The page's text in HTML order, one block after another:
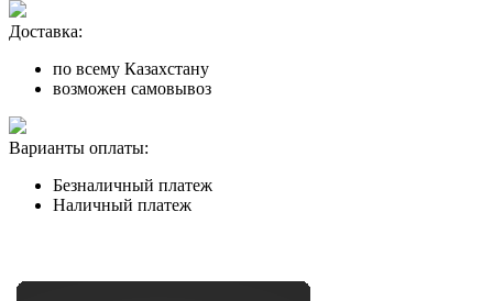
Доставка:
по всему Казахстану
возможен самовывоз
Варианты оплаты:
Безналичный платеж
Наличный платеж